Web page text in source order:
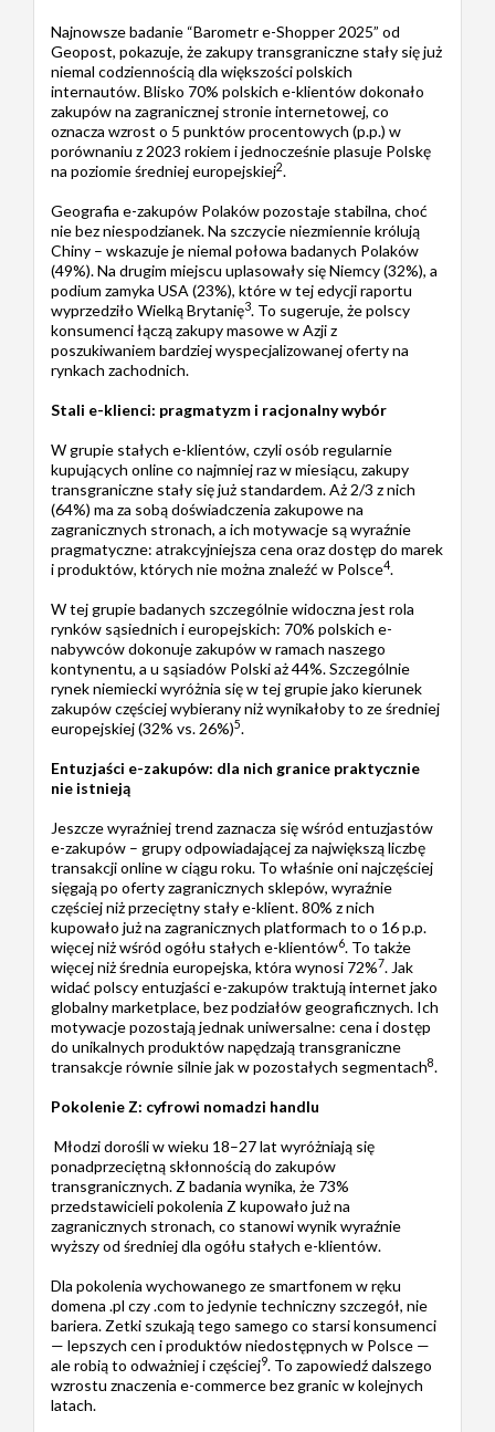
Najnowsze badanie “Barometr e-Shopper 2025” od
Geopost, pokazuje, że zakupy transgraniczne stały się już
niemal codziennością dla większości polskich
internautów. Blisko 70% polskich e-klientów dokonało
zakupów na zagranicznej stronie internetowej, co
oznacza wzrost o 5 punktów procentowych (p.p.) w
porównaniu z 2023 rokiem i jednocześnie plasuje Polskę
na poziomie średniej europejskiej2.
Geografia e-zakupów Polaków pozostaje stabilna, choć
nie bez niespodzianek. Na szczycie niezmiennie królują
Chiny – wskazuje je niemal połowa badanych Polaków
(49%). Na drugim miejscu uplasowały się Niemcy (32%), a
podium zamyka USA (23%), które w tej edycji raportu
wyprzedziło Wielką Brytanię3. To sugeruje, że polscy
konsumenci łączą zakupy masowe w Azji z
poszukiwaniem bardziej wyspecjalizowanej oferty na
rynkach zachodnich.
Stali e-klienci: pragmatyzm i racjonalny wybór
W grupie stałych e-klientów, czyli osób regularnie
kupujących online co najmniej raz w miesiącu, zakupy
transgraniczne stały się już standardem. Aż 2/3 z nich
(64%) ma za sobą doświadczenia zakupowe na
zagranicznych stronach, a ich motywacje są wyraźnie
pragmatyczne: atrakcyjniejsza cena oraz dostęp do marek
i produktów, których nie można znaleźć w Polsce4.
W tej grupie badanych szczególnie widoczna jest rola
rynków sąsiednich i europejskich: 70% polskich e-
nabywców dokonuje zakupów w ramach naszego
kontynentu, a u sąsiadów Polski aż 44%. Szczególnie
rynek niemiecki wyróżnia się w tej grupie jako kierunek
zakupów częściej wybierany niż wynikałoby to ze średniej
europejskiej (32% vs. 26%)5.
Entuzjaści e-zakupów: dla nich granice praktycznie
nie istnieją
Jeszcze wyraźniej trend zaznacza się wśród entuzjastów
e-zakupów – grupy odpowiadającej za największą liczbę
transakcji online w ciągu roku. To właśnie oni najczęściej
sięgają po oferty zagranicznych sklepów, wyraźnie
częściej niż przeciętny stały e-klient. 80% z nich
kupowało już na zagranicznych platformach to o 16 p.p.
więcej niż wśród ogółu stałych e-klientów6. To także
więcej niż średnia europejska, która wynosi 72%7. Jak
widać polscy entuzjaści e-zakupów traktują internet jako
globalny marketplace, bez podziałów geograficznych. Ich
motywacje pozostają jednak uniwersalne: cena i dostęp
do unikalnych produktów napędzają transgraniczne
transakcje równie silnie jak w pozostałych segmentach8.
Pokolenie Z: cyfrowi nomadzi handlu
Młodzi dorośli w wieku 18–27 lat wyróżniają się
ponadprzeciętną skłonnością do zakupów
transgranicznych. Z badania wynika, że 73%
przedstawicieli pokolenia Z kupowało już na
zagranicznych stronach, co stanowi wynik wyraźnie
wyższy od średniej dla ogółu stałych e-klientów.
Dla pokolenia wychowanego ze smartfonem w ręku
domena .pl czy .com to jedynie techniczny szczegół, nie
bariera. Zetki szukają tego samego co starsi konsumenci
— lepszych cen i produktów niedostępnych w Polsce —
ale robią to odważniej i częściej9. To zapowiedź dalszego
wzrostu znaczenia e-commerce bez granic w kolejnych
latach.